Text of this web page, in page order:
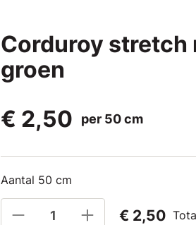
Corduroy stretch
groen
€ 2,50
per 50 cm
Aantal 50 cm
€ 2,50